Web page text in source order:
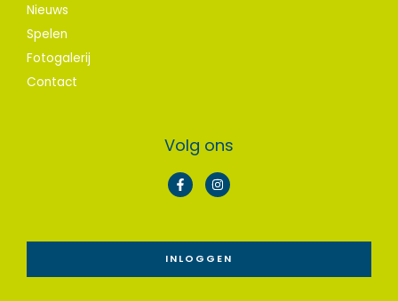
Nieuws
Spelen
Fotogalerij
Contact
Volg ons
F
a
c
o
o
k
-
I
n
s
g
r
a
m
INLOGGEN